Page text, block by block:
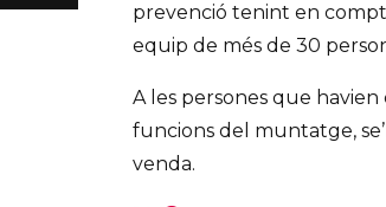
prevenció tenint en
equip de més de 30
A les persones que
funcions del muntatge,
venda.